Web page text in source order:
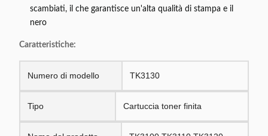
scambiati, il che garantisce un'alta qualità di stampa e il
nero
Caratteristiche:
Numero di modello TK3130
Tipo Cartuccia toner finita